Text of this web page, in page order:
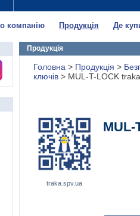
компанію Продукція Де
Продукція
Головна > Продукція >
ключів > MUL-T-LOCK
traka.spv.ua
MUL-